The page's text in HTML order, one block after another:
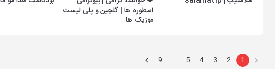
اسطوره ها | گلچین و پلی لیست
موزیک ها
1
2
3
4
5
…
9